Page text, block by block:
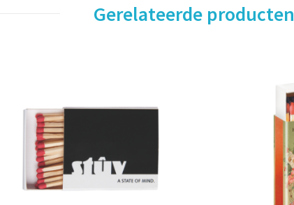
Gerelateerde producten